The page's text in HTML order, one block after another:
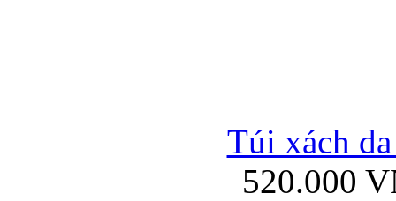
Bao da iPad
Túi xách
520.000